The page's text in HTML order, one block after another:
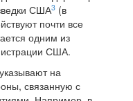
США3 (в
почти все
одним из
США.
на
связанную с